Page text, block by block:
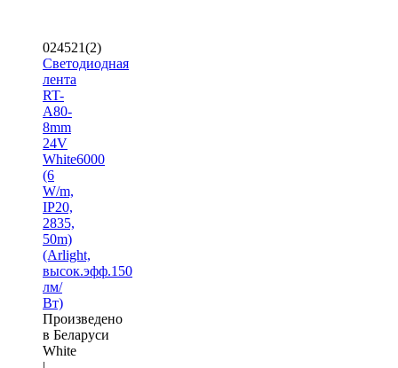
024521(2)
Светодиодная
лента
RT-
A80-
8mm
24V
White6000
(6
W/m,
IP20,
2835,
50m)
(Arlight,
высок.эфф.150
лм/
Вт)
Произведено
в Беларуси
White